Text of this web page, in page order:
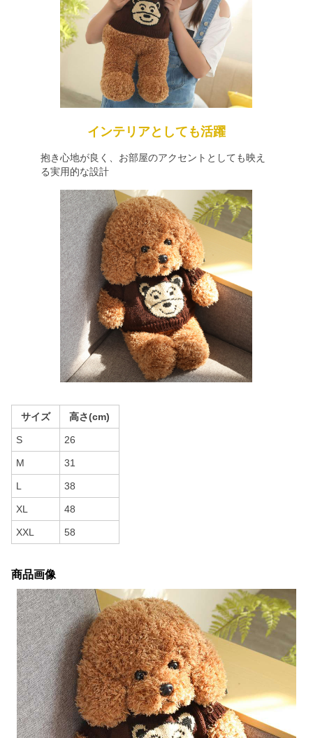
インテリアとしても活躍
抱き心地が良く、お部屋のアクセントとしても映え
る実用的な設計
サイズ 高さ(cm)
S 26
M 31
L 38
XL 48
XXL 58
商品画像